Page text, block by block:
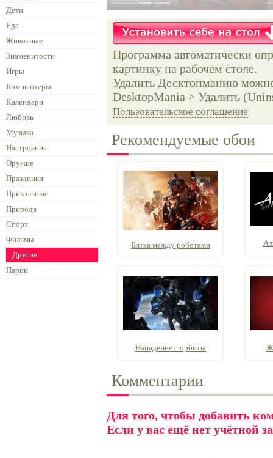
Дети
Еда
Животные
Знаменитости
Игры
Компьютеры
Календари
Любовь
Музыка
Настроения
Оружие
Праздники
Прикольные
Природа
Спорт
Фильмы
Другие
Парни
Программа автоматически
картинку на рабочем столе.
Удалить Десктопманию
DesktopMania > Удалить
Пользовательское соглашение
Рекомендуемые обои
Битва между роботами
Нападение с орбиты
Комментарии
Для того, чтобы добавить
Если у вас ещё нет учётной